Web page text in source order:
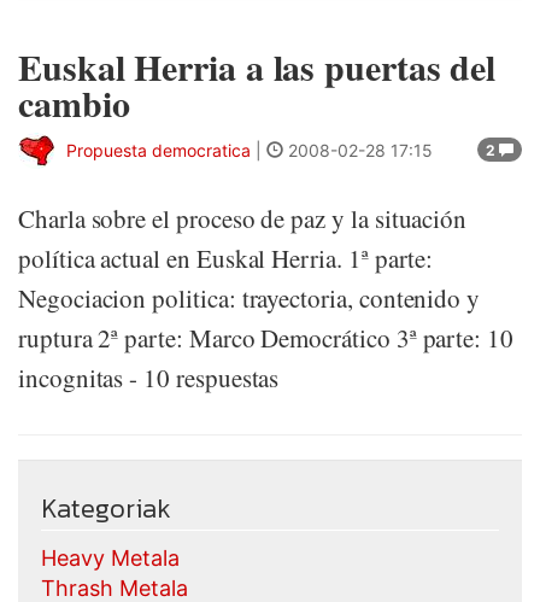
Euskal Herria a las puertas del
cambio
2
Propuesta democratica 2008-02-28 17:15
Charla sobre el proceso de paz y la situación
política actual en Euskal Herria. 1ª parte:
Negociacion politica: trayectoria, contenido y
ruptura 2ª parte: Marco Democrático 3ª parte: 10
incognitas - 10 respuestas
Kategoriak
Heavy Metala
Thrash Metala